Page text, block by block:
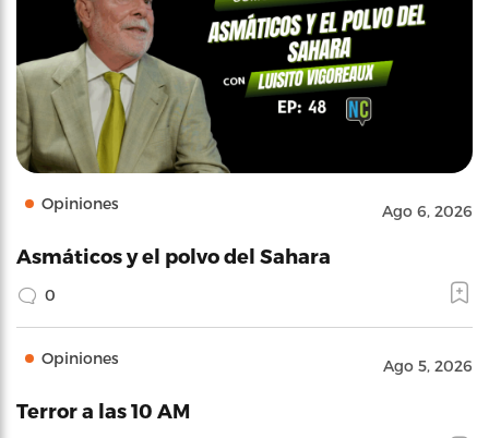
Opiniones Ago 6, 2026
Asmáticos y el polvo del Sahara
0
Opiniones Ago 5, 2026
Terror a las 10 AM